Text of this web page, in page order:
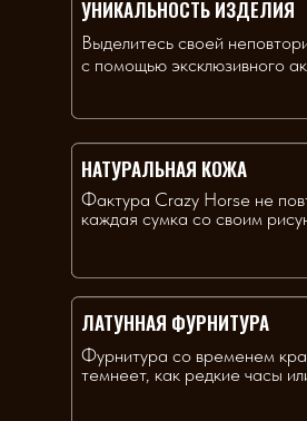
Выделитесь своей
с помощью эксклюзивного
УНИКАЛЬНОСТЬ ИЗДЕЛИЯ
НАТУРАЛЬНАЯ КОЖА
Фактура Crazy Horse не
каждая сумка со своим
Фурнитура со временем
темнеет, как редкие часы
ЛАТУННАЯ ФУРНИТУРА